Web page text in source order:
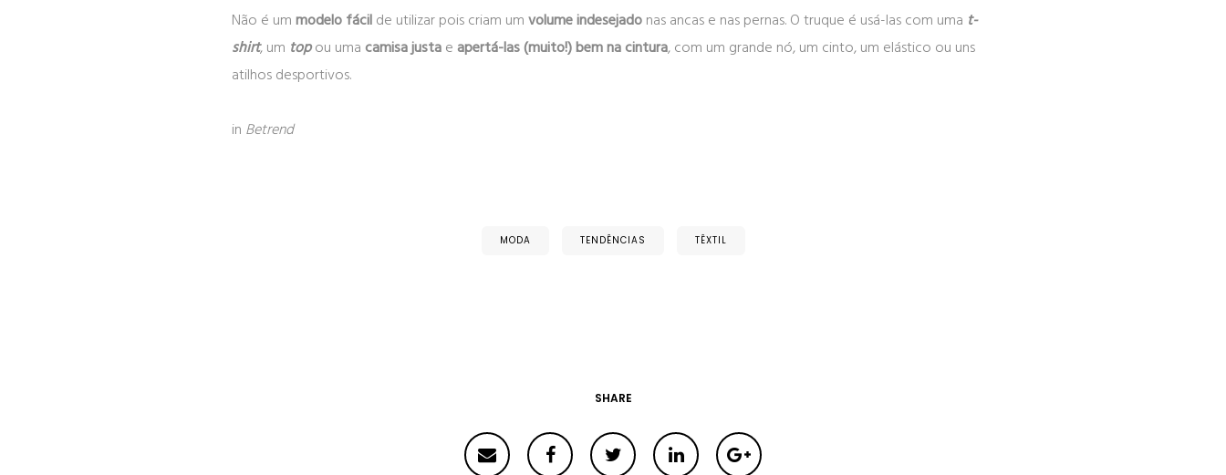
Não é ummodelo fácilde utilizar pois criam umvolume indesejadonas ancas e nas pernas. O truque é usá-las com uma t-
shirt, um topou umacamisa justae apertá-las(muito!) bem na cintura, com um grande nó, um cinto, um elástico ou uns
atilhos desportivos.
in Betrend
MODA TENDÊNCIAS TÊXTIL
SHARE